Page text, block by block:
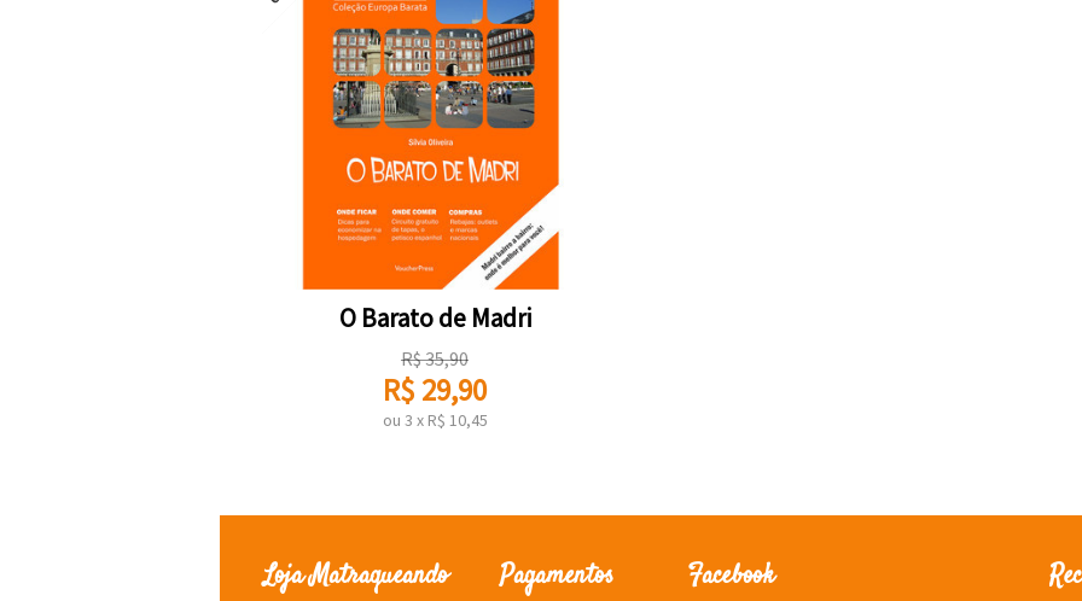
O Barato de Madri
R$35,90
R$ 29,90
ou 3 x R$ 10,45
Loja Matraqueando Pagamentos Facebook